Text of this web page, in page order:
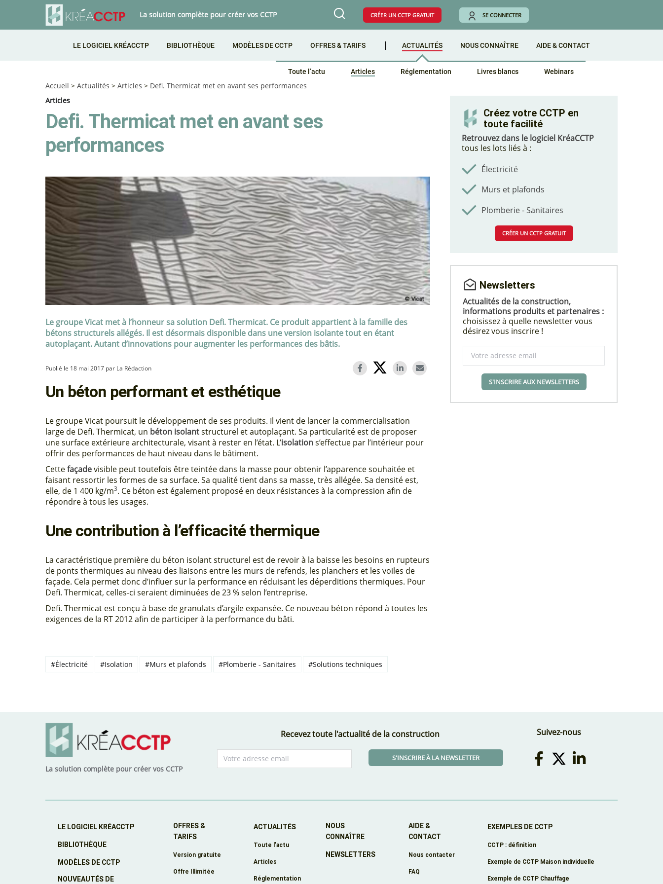
La solution complète pour créer vos CCTP CRÉER UN CCTP GRATUIT SE CONNECTER
LE LOGICIEL KRÉACCTP BIBLIOTHÈQUE MODÈLES DE CCTP OFFRES & TARIFS ACTUALITÉS
Toute l’actu Articles Réglementation Livres blancs Webinars
NOUS CONNAÎTRE AIDE & CONTACT
Accueil > Actualités > Articles > Defi. Thermicat met en avant ses performances
Articles
Defi. Thermicat met en avant ses
performances
Le groupe Vicat met à l’honneur sa solution Defi. Thermicat. Ce produit appartient à la famille des
bétons structurels allégés. Il est désormais disponible dans une version isolante tout en étant
autoplaçant. Autant d’innovations pour augmenter les performances des bâtis.
Publié le 18 mai 2017 par La Rédaction
Un béton performant et esthétique
Le groupe Vicat poursuit le développement de ses produits. Il vient de lancer la commercialisation
large de Defi. Thermicat, un béton isolantstructurel et autoplaçant. Sa particularité est de proposer
une surface extérieure architecturale, visant à rester en l’état. L’isolations’effectue par l’intérieur pour
offrir des performances de haut niveau dans le bâtiment.
Cettefaçadevisible peut toutefois être teintée dans la masse pour obtenir l’apparence souhaitée et
faisant ressortir les formes de sa surface. Sa qualité tient dans sa masse, très allégée. Sa densité est,
elle, de 1 400 kg/m3. Ce béton est également proposé en deux résistances à la compression afin de
répondre à tous les usages.
Une contribution à l’efficacité thermique
La caractéristique première du béton isolant structurel est de revoir à la baisse les besoins en rupteurs
de ponts thermiques au niveau des liaisons entre les murs de refends, les planchers et les voiles de
façade. Cela permet donc d’influer sur la performance en réduisant les déperditions thermiques. Pour
Defi. Thermicat, celles-ci seraient diminuées de 23 % selon l’entreprise.
Defi. Thermicat est conçu à base de granulats d’argile expansée. Ce nouveau béton répond à toutes les
exigences de la RT 2012 afin de participer à la performance du bâti.
#Électricité #Isolation #Murs et plafonds #Plomberie - Sanitaires #Solutions techniques
Créez votre CCTP en
toute facilité
Retrouvez dans le logiciel KréaCCTP
tous les lots liés à :
Électricité
Murs et plafonds
Plomberie - Sanitaires
CRÉER UN CCTP GRATUIT
Newsletters
Actualités de la construction,
informations produits et partenaires :
choisissez à quelle newsletter vous
désirez vous inscrire !
S'INSCRIRE AUX NEWSLETTERS
La solution complète pour créer vos CCTP
Recevez toute l'actualité de la construction
S'INSCRIRE À LA NEWSLETTER
Suivez-nous
LE LOGICIEL KRÉACCTP
BIBLIOTHÈQUE
MODÈLES DE CCTP
NOUVEAUTÉS DE
OFFRES &
TARIFS
Version gratuite
Offre Illimitée
ACTUALITÉS
Toute l’actu
Articles
Réglementation
NOUS
CONNAÎTRE
NEWSLETTERS
AIDE &
CONTACT
Nous contacter
FAQ
EXEMPLES DE CCTP
CCTP : définition
Exemple de CCTP Maison individuelle
Exemple de CCTP Chauffage